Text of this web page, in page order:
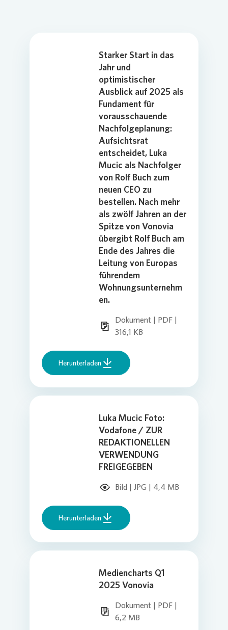
Starker Start in das
Jahr und
optimistischer
Ausblick auf 2025 als
Fundament für
vorausschauende
Nachfolgeplanung:
Aufsichtsrat
entscheidet, Luka
Mucic als Nachfolger
von Rolf Buch zum
neuen CEO zu
bestellen. Nach mehr
als zwölf Jahren an der
Spitze von Vonovia
übergibt Rolf Buch am
Ende des Jahres die
Leitung von Europas
führendem
Wohnungsunternehm
en.
Dokument | PDF |
316,1 KB
Herunterladen
Luka Mucic Foto:
Vodafone / ZUR
REDAKTIONELLEN
VERWENDUNG
FREIGEGEBEN
Bild | JPG | 4,4 MB
Herunterladen
Mediencharts Q1
2025 Vonovia
Dokument | PDF |
6,2 MB